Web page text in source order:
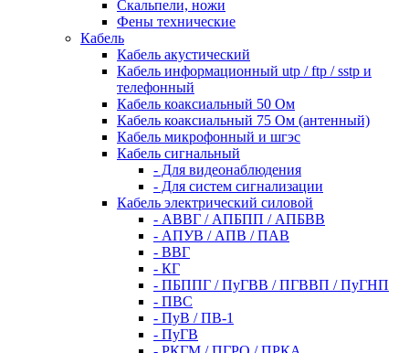
Скальпели, ножи
Фены технические
Кабель
Кабель акустический
Кабель информационный utp / ftp / sstp и
телефонный
Кабель коаксиальный 50 Ом
Кабель коаксиальный 75 Ом (антенный)
Кабель микрофонный и шгэс
Кабель сигнальный
- Для видеонаблюдения
- Для систем сигнализации
Кабель электрический силовой
- АВВГ / АПБПП / АПБВВ
- АПУВ / АПВ / ПАВ
- ВВГ
- КГ
- ПБППГ / ПуГВВ / ПГВВП / ПуГНП
- ПВС
- ПуВ / ПВ-1
- ПуГВ